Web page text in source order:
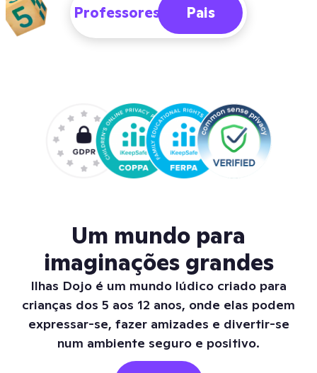
Professores
Um mundo para
imaginações grandes
Ilhas Dojo é um mundo lúdico criado para
crianças dos 5 aos 12 anos, onde elas podem
expressar-se, fazer amizades e divertir-se
num ambiente seguro e positivo.